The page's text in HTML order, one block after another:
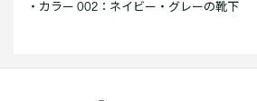
・カラー 002：ネイビー・グレーの靴下